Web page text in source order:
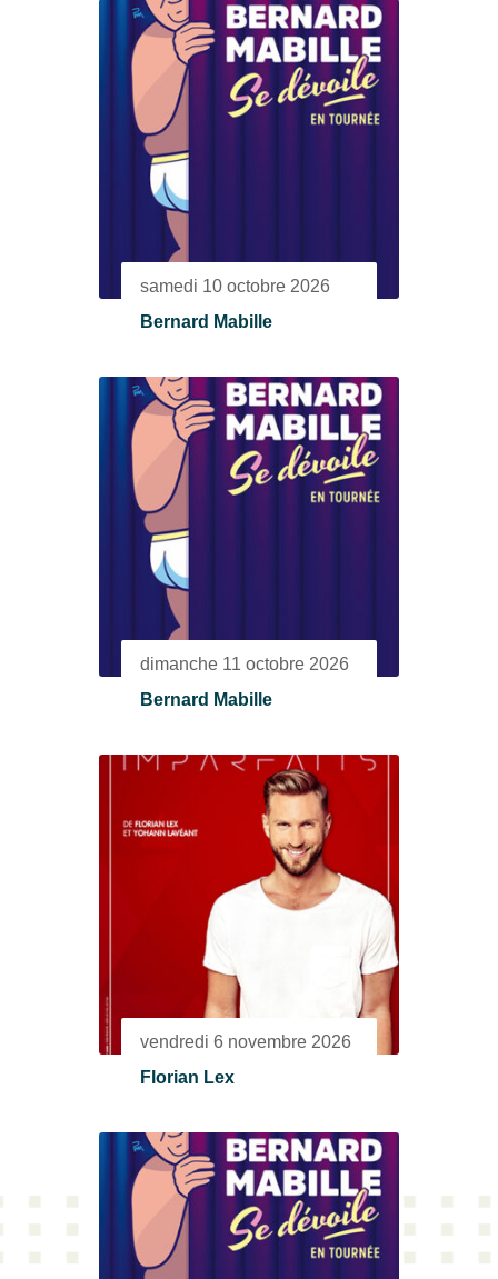
samedi 10 octobre 2026
Bernard Mabille
dimanche 11 octobre 2026
Bernard Mabille
vendredi 6 novembre 2026
Florian Lex